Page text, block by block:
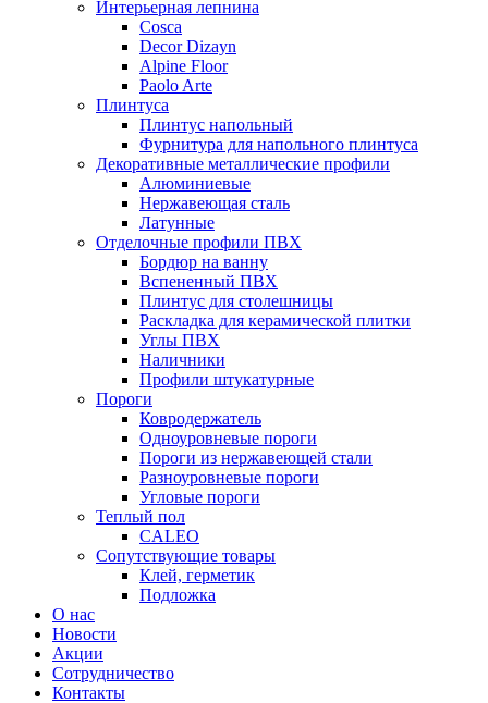
Интерьерная лепнина
Cosca
Decor Dizayn
Alpine Floor
Paolo Arte
Плинтуса
Плинтус напольный
Фурнитура для напольного плинтуса
Декоративные металлические профили
Алюминиевые
Нержавеющая сталь
Латунные
Отделочные профили ПВХ
Бордюр на ванну
Вспененный ПВХ
Плинтус для столешницы
Раскладка для керамической плитки
Углы ПВХ
Наличники
Профили штукатурные
Пороги
Ковродержатель
Одноуровневые пороги
Пороги из нержавеющей стали
Разноуровневые пороги
Угловые пороги
Теплый пол
CALEO
Сопутствующие товары
Клей, герметик
Подложка
О нас
Новости
Акции
Сотрудничество
Контакты